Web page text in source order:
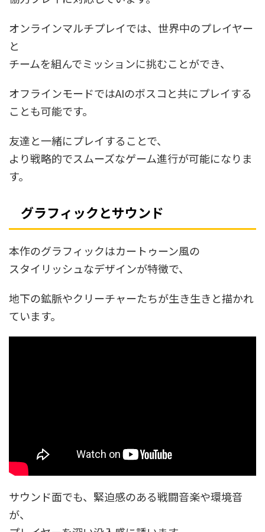
オンラインマルチプレイでは、世界中のプレイヤー
と
チームを組んでミッションに挑むことができ、
オフラインモードではAIのボスコと共にプレイする
ことも可能です。
友達と一緒にプレイすることで、
より戦略的でスムーズなゲーム進行が可能になりま
す。
グラフィックとサウンド
本作のグラフィックはカートゥーン風の
スタイリッシュなデザインが特徴で、
地下の鉱脈やクリーチャーたちが生き生きと描かれ
ています。
サウンド面でも、緊迫感のある戦闘音楽や環境音
が、